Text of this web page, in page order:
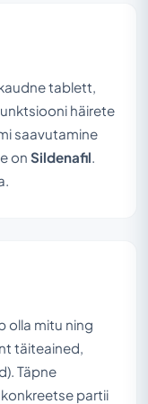
tablett,
häirete
saavutamine
on Sildenafil
olla mitu ning
täiteained,
Täpne
partii